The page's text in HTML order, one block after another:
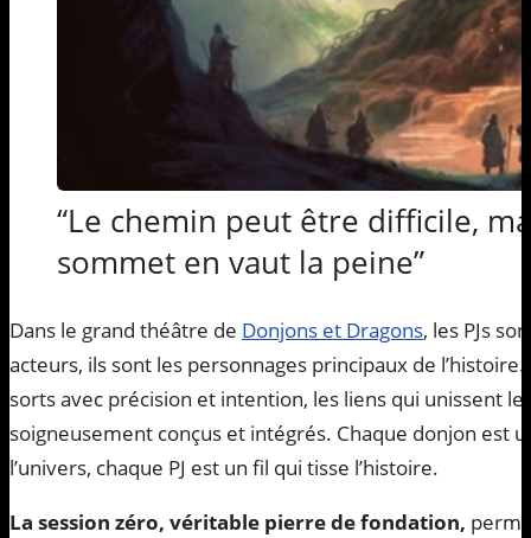
“Le chemin peut être difficile,
sommet en vaut la peine”
Dans le grand théâtre de Donjons et Dragons, les PJs
acteurs, ils sont les personnages principaux de
sorts avec précision et intention, les liens qui unissent
soigneusement conçus et intégrés. Chaque donjon est
l’univers, chaque PJ est un fil qui tisse l’histoire.
La session zéro, véritable pierre de fondation,